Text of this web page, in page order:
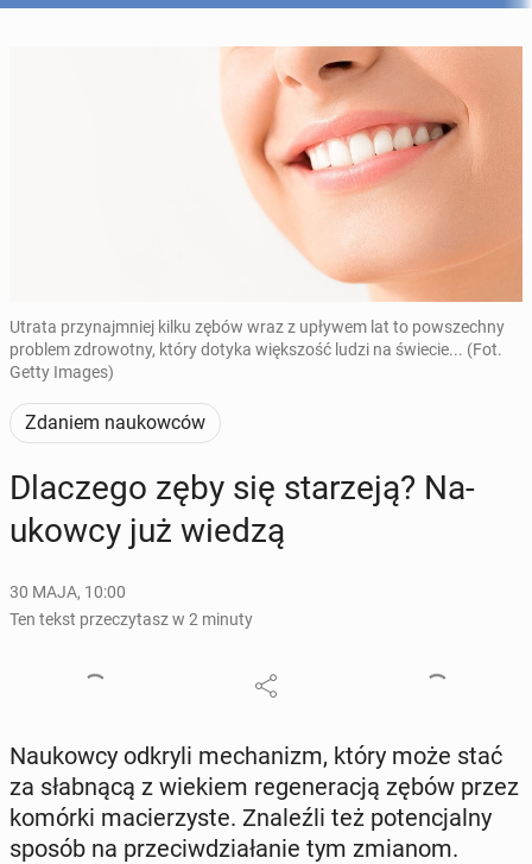
Utrata przynajmniej kilku zębów wraz z upływem lat to powszechny
problem zdrowotny, który dotyka większość ludzi na świecie... (Fot.
Getty Images)
Zdaniem naukowców
Dla­cze­go zęby się sta­rze­ją? Na­
ukow­cy już wiedzą
30 MAJA, 10:00
Ten tekst przeczytasz w 2 minuty
Na­ukow­cy odkryli me­cha­nizm, który może stać
za słab­ną­cą z wiekiem re­ge­ne­ra­cją zębów przez
komórki ma­cie­rzy­ste. Zna­leź­li też po­ten­cjal­ny
sposób na prze­ciw­dzia­ła­nie tym zmianom.